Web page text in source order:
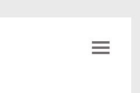
Toggle